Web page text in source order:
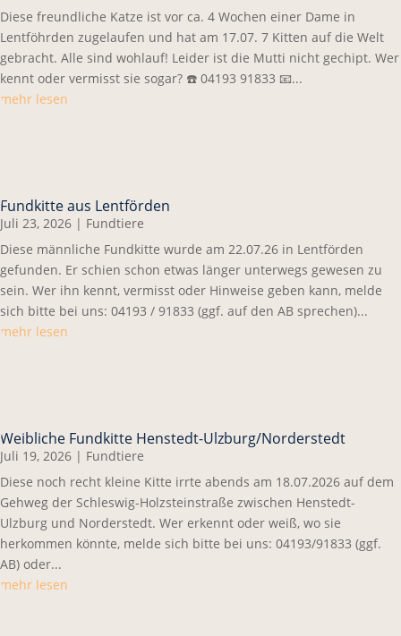
Diese freundliche Katze ist vor ca. 4 Wochen einer Dame in
Lentföhrden zugelaufen und hat am 17.07. 7 Kitten auf die Welt
gebracht. Alle sind wohlauf! Leider ist die Mutti nicht gechipt. Wer
kennt oder vermisst sie sogar? ☎️ 04193 91833 📧...
mehr lesen
Fundkitte aus Lentförden
Juli 23, 2026 | Fundtiere
Diese männliche Fundkitte wurde am 22.07.26 in Lentförden
gefunden. Er schien schon etwas länger unterwegs gewesen zu
sein. Wer ihn kennt, vermisst oder Hinweise geben kann, melde
sich bitte bei uns: 04193 / 91833 (ggf. auf den AB sprechen)...
mehr lesen
Weibliche Fundkitte Henstedt-Ulzburg/Norderstedt
Juli 19, 2026 | Fundtiere
Diese noch recht kleine Kitte irrte abends am 18.07.2026 auf dem
Gehweg der Schleswig-Holzsteinstraße zwischen Henstedt-
Ulzburg und Norderstedt. Wer erkennt oder weiß, wo sie
herkommen könnte, melde sich bitte bei uns: 04193/91833 (ggf.
AB) oder...
mehr lesen